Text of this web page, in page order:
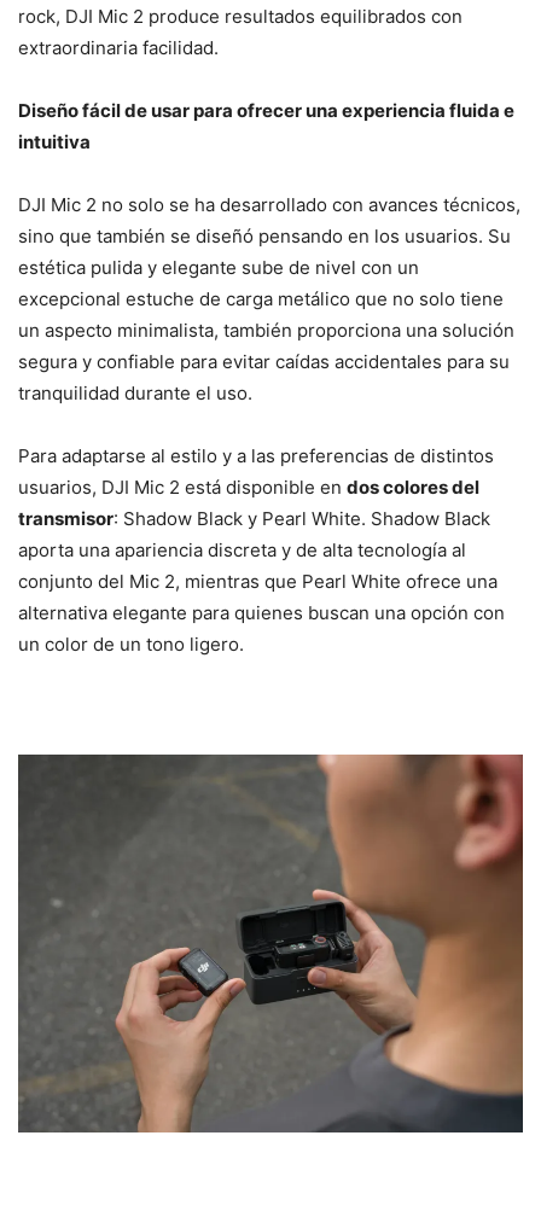
rock, DJI Mic 2 produce resultados equilibrados con
extraordinaria facilidad.
Diseño fácil de usar para ofrecer una experiencia fluida e
intuitiva
DJI Mic 2 no solo se ha desarrollado con avances técnicos,
sino que también se diseñó pensando en los usuarios. Su
estética pulida y elegante sube de nivel con un
excepcional estuche de carga metálico que no solo tiene
un aspecto minimalista, también proporciona una solución
segura y confiable para evitar caídas accidentales para su
tranquilidad durante el uso.
Para adaptarse al estilo y a las preferencias de distintos
usuarios, DJI Mic 2 está disponible en dos colores del
transmisor: Shadow Black y Pearl White. Shadow Black
aporta una apariencia discreta y de alta tecnología al
conjunto del Mic 2, mientras que Pearl White ofrece una
alternativa elegante para quienes buscan una opción con
un color de un tono ligero.